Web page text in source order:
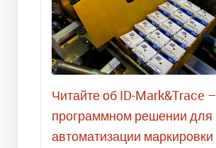
Читайте об ID-Mark&Trace –
программном решении для
автоматизации маркировки